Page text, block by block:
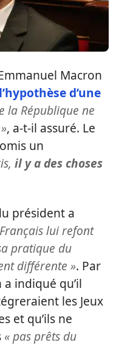
Macron
d’une
la République ne
, a-t-il assuré. Le
un
il y a des choses
président a
lui refont
pratique du
différente ». Par
indiqué qu’il
les Jeux
et qu’ils ne
« pas prêts du